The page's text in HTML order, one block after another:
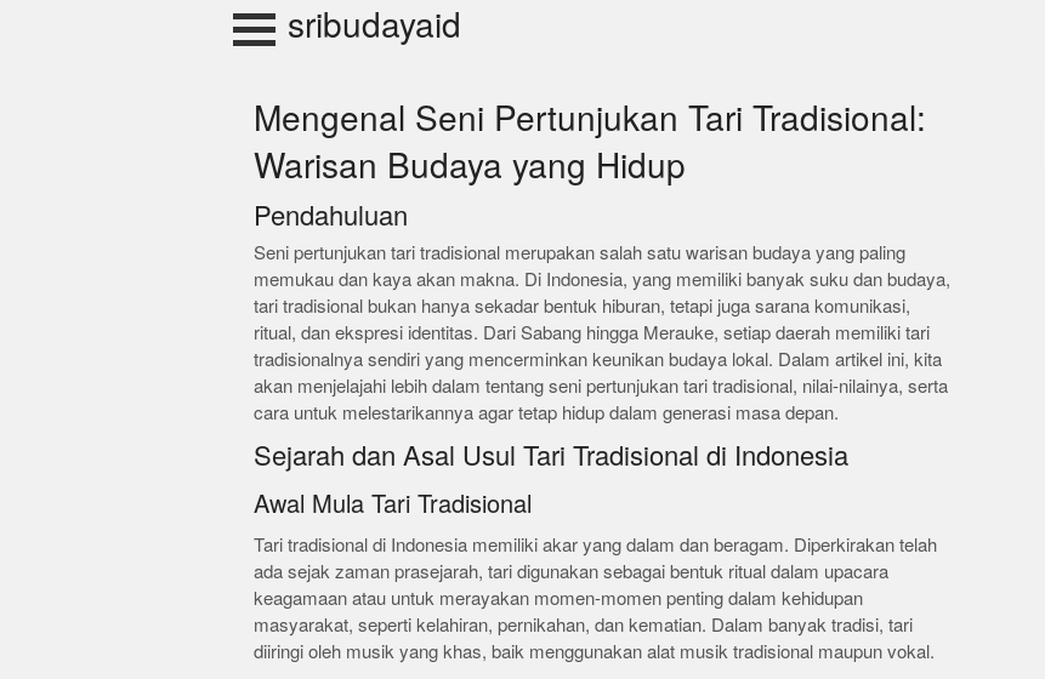
sribudayaid
Mengenal Seni Pertunjukan Tari Tradisional:
Warisan Budaya yang Hidup
Pendahuluan
Seni pertunjukan tari tradisional merupakan salah satu warisan budaya yang paling
memukau dan kaya akan makna. Di Indonesia, yang memiliki banyak suku dan budaya,
tari tradisional bukan hanya sekadar bentuk hiburan, tetapi juga sarana komunikasi,
ritual, dan ekspresi identitas. Dari Sabang hingga Merauke, setiap daerah memiliki tari
tradisionalnya sendiri yang mencerminkan keunikan budaya lokal. Dalam artikel ini, kita
akan menjelajahi lebih dalam tentang seni pertunjukan tari tradisional, nilai-nilainya, serta
cara untuk melestarikannya agar tetap hidup dalam generasi masa depan.
Sejarah dan Asal Usul Tari Tradisional di Indonesia
Awal Mula Tari Tradisional
Tari tradisional di Indonesia memiliki akar yang dalam dan beragam. Diperkirakan telah
ada sejak zaman prasejarah, tari digunakan sebagai bentuk ritual dalam upacara
keagamaan atau untuk merayakan momen-momen penting dalam kehidupan
masyarakat, seperti kelahiran, pernikahan, dan kematian. Dalam banyak tradisi, tari
diiringi oleh musik yang khas, baik menggunakan alat musik tradisional maupun vokal.